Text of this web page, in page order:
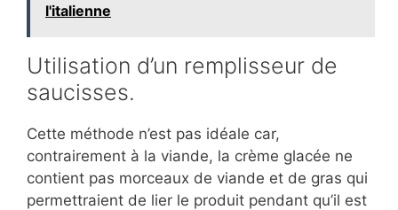
l'italienne
Utilisation d’un remplisseur de
saucisses.
Cette méthode n’est pas idéale car,
contrairement à la viande, la crème glacée ne
contient pas morceaux de viande et de gras qui
permettraient de lier le produit pendant qu’il est